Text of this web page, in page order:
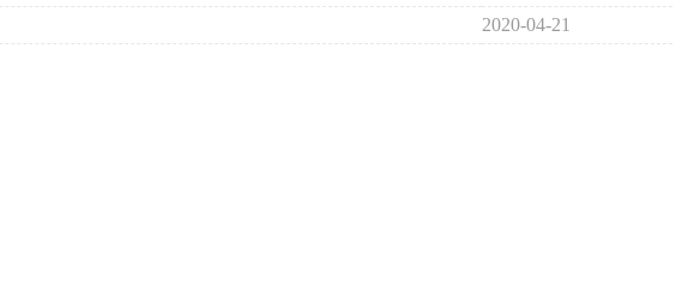
2020-04-21